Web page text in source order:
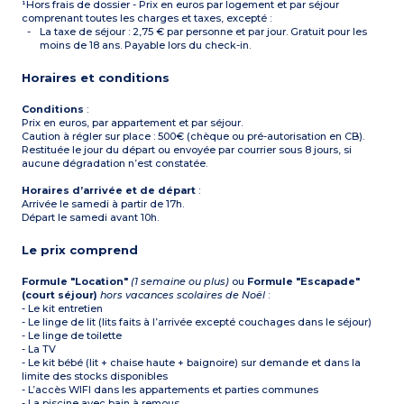
réfrigérateur, micro-ondes)
(plaque vitrocéramique,
réfrigérateur, petit lave-
vaisselle, micro-ondes,
bouilloire, cafetière à filtre,
pain)
1 chambre (double ou
réservation)
Salle de bain aménagée
(vasque, miroir, baignoire,
sèche-cheveux)
Balcon ou terrasse
2 x 3 pièces 6 personnes
(personne à mobilité
réduite)
¹Hors frais de dossier - Prix en euros par logement et par séjour
comprenant toutes les charges et taxes, excepté :
La taxe de séjour : 2,75 € par personne et par jour. Gratuit pour les
moins de 18 ans. Payable lors du check-in.
Horaires et conditions
Conditions :
Prix en euros, par appartement et par séjour.
Caution à régler sur place : 500€ (chèque ou pré-autorisation en CB).
Restituée le jour du départ ou envoyée par courrier sous 8 jours, si
aucune dégradation n’est constatée.
Horaires d’arrivée et de départ :
Arrivée le samedi à partir de 17h.
Départ le samedi avant 10h.
Le prix comprend
Formule "Location"(1 semaine ou plus) ou Formule "Escapade"
(court séjour)hors vacances scolaires de Noël :
- Le kit entretien
- Le linge de lit (lits faits à l’arrivée excepté couchages dans le séjour)
- Le linge de toilette
- La TV
- Le kit bébé (lit + chaise haute + baignoire) sur demande et dans la
limite des stocks disponibles
- L’accès WIFI dans les appartements et parties communes